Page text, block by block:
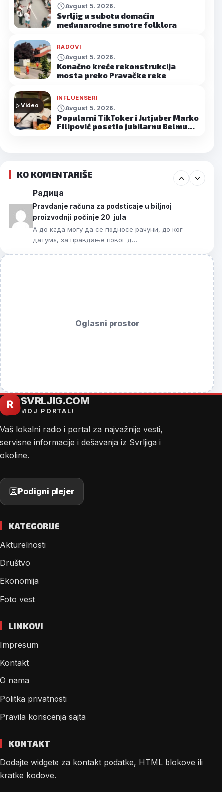
Avgust 5. 2026.
Svrljig u subotu domaćin
međunarodne smotre folklora
RADOVI
Avgust 5. 2026.
Konačno kreće rekonstrukcija
mosta preko Pravačke reke
Video
INFLUENSERI
Avgust 5. 2026.
Popularni TikToker i Jutjuber Marko
Filipović posetio jubilarnu Belmu…
KO KOMENTARIŠE
Радица
Pravdanje računa za podsticaje u biljnoj
proizvodnji počinje 20. jula
А до када могу да се подносе рачуни, до ког
датума, за правдање првог д…
Oglasni prostor
R SVRLJIG.COM
MOJ PORTAL!
Vaš lokalni radio i portal za najvažnije vesti,
servisne informacije i dešavanja iz Svrljiga i
okoline.
Podigni plejer
KATEGORIJE
Akturelnosti
Društvo
Ekonomija
Foto vest
LINKOVI
Impresum
Kontakt
O nama
Politka privatnosti
Pravila koriscenja sajta
KONTAKT
Dodajte widgete za kontakt podatke, HTML blokove ili
kratke kodove.